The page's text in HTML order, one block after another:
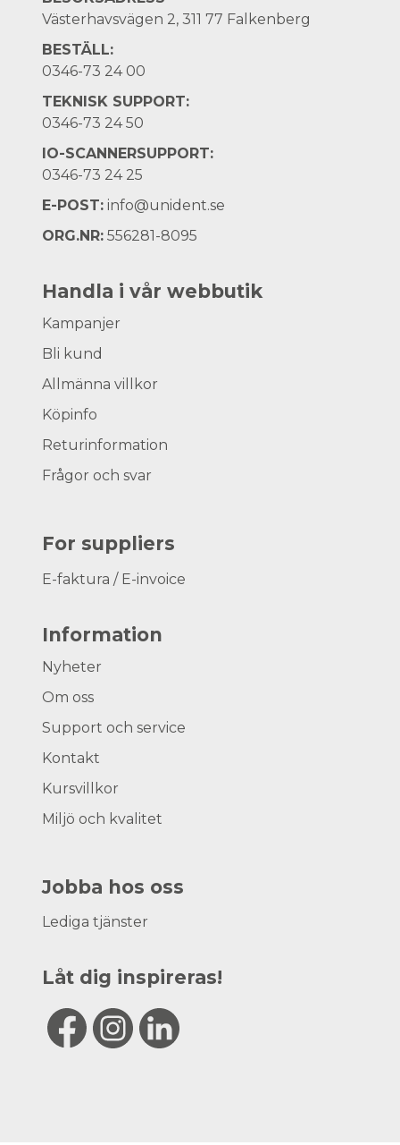
Västerhavsvägen 2, 311 77 Falkenberg
BESTÄLL:
0346-73 24 00
TEKNISK SUPPORT:
0346-73 24 50
IO-SCANNERSUPPORT:
0346-73 24 25
E-POST: info@unident.se
ORG.NR: 556281-8095
Handla i vår webbutik
Kampanjer
Bli kund
Allmänna villkor
Köpinfo
Returinformation
Frågor och svar
For suppliers
E-faktura / E-invoice
Information
Nyheter
Om oss
Support och service
Kontakt
Kursvillkor
Miljö och kvalitet
Jobba hos oss
Lediga tjänster
Låt dig inspireras!